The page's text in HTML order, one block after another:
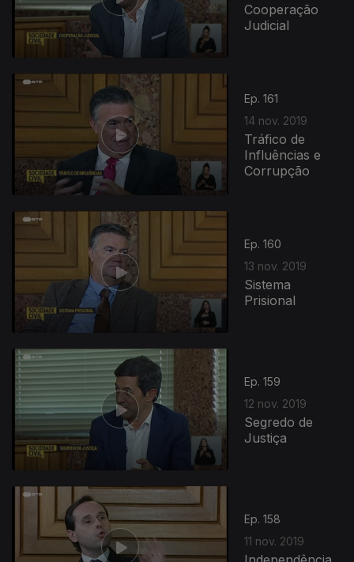
Cooperação
Judicial
Ep. 161
14 nov. 2019
Tráfico de
Influências e
Corrupção
Ep. 160
13 nov. 2019
Sistema
Prisional
Ep. 159
12 nov. 2019
Segredo de
Justiça
Ep. 158
11 nov. 2019